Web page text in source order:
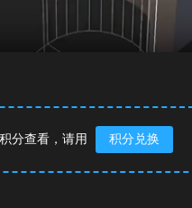
分查看，请用 积分兑换